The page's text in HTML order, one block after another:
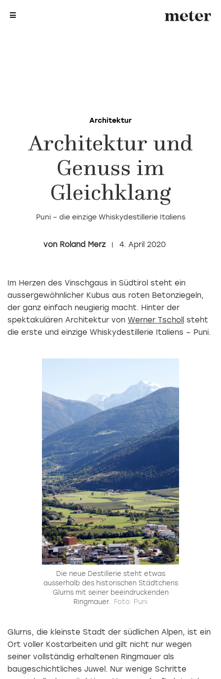
Architektur
Architektur und
Genuss im
Gleichklang
Puni – die einzige Whiskydestillerie Italiens
Roland Merz 4. April 2020
Im Herzen des Vinschgaus in Südtirol steht ein
aussergewöhnlicher Kubus aus roten Betonziegeln,
der ganz einfach neugierig macht. Hinter der
spektakulären Architektur von Werner Tscholl
steht
die erste und einzige Whiskydestillerie Italiens – Puni.
Die neue Destillerie steht etwas
ausserhalb des historischen Städtchens
Glurns mit seiner beeindruckenden
Ringmauer.
Foto: Puni
Glurns, die kleinste Stadt der südlichen Alpen, ist ein
Ort voller Kostarbeiten und gilt nicht nur wegen
seiner vollständig erhaltenen Ringmauer als
baugeschichtliches Juwel. Nur wenige Schritte